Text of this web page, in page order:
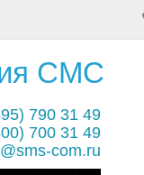
СМС
790 31 49
700 31 49
com.ru